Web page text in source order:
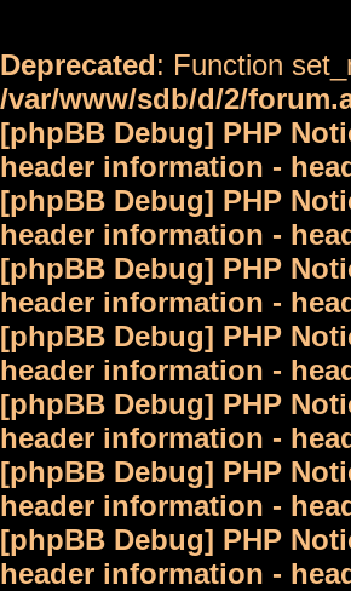
Deprecated: Function
/var/www/sdb/d/2/
[phpBB Debug] PHP
header information -
[phpBB Debug] PHP
header information -
[phpBB Debug] PHP
header information -
[phpBB Debug] PHP
header information -
[phpBB Debug] PHP
header information -
[phpBB Debug] PHP
header information -
[phpBB Debug] PHP
header information -